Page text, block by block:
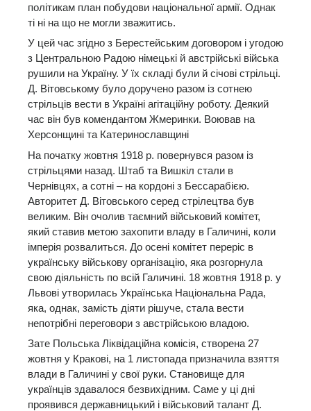
політикам план побудови національної армії. Однак
ті ні на що не могли зважитись.
У цей час згідно з Берестейським договором і угодою
з Центральною Радою німецькі й австрійські війська
рушили на Україну. У їх складі були й січові стрільці.
Д. Вітовському було доручено разом із сотнею
стрільців вести в Україні агітаційну роботу. Деякий
час він був комендантом Жмеринки. Воював на
Херсонщині та Катеринославщині
На початку жовтня 1918 р. повернувся разом із
стрільцями назад. Штаб та Вишкіл стали в
Чернівцях, а сотні – на кордоні з Бессарабією.
Авторитет Д. Вітовського серед стрілецтва був
великим. Він очолив таємний військовий комітет,
який ставив метою захопити владу в Галичині, коли
імперія розвалиться. До осені комітет переріс в
українську військову організацію, яка розгорнула
свою діяльність по всій Галичині. 18 жовтня 1918 р. у
Львові утворилась Українська Національна Рада,
яка, однак, замість діяти рішуче, стала вести
непотрібні переговори з австрійською владою.
Зате Польська Ліквідаційна комісія, створена 27
жовтня у Кракові, на 1 листопада призначила взяття
влади в Галичині у свої руки. Становище для
українців здавалося безвихідним. Саме у ці дні
проявився державницький і військовий талант Д.